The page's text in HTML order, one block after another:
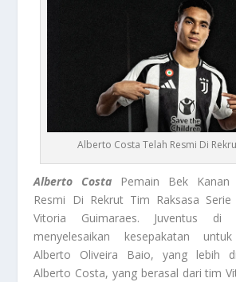
Alberto Costa Telah Resmi Di
Alberto Costa Pemain Bek
Resmi Di Rekrut Tim Raksasa
Vitoria Guimaraes. Juventus di
menyelesaikan kesepakatan
Alberto Oliveira Baio, yang lebih
Alberto Costa, yang berasal dari tim